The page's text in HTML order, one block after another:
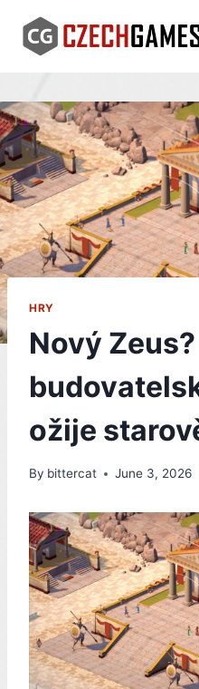
content
HRY
Nový
ožije
By bittercat June 3, 2026